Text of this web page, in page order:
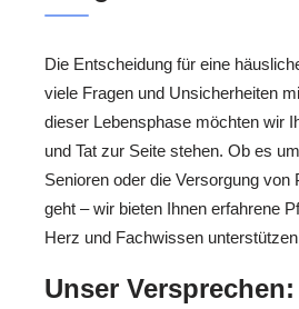
Die Entscheidung für eine
viele Fragen und Unsicherheiten
dieser Lebensphase möchten wir
und Tat zur Seite stehen. Ob es
Senioren oder die Versorgung von
geht – wir bieten Ihnen erfahrene
Herz und Fachwissen
Unser Versprechen: